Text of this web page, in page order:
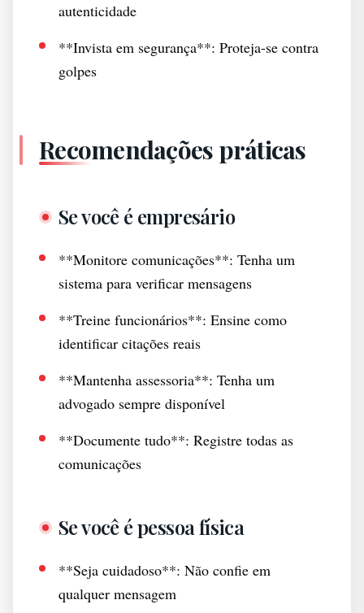
autenticidade
**Invista em segurança**: Proteja-se contra
golpes
Recomendações práticas
Se você é empresário
**Monitore comunicações**: Tenha um
sistema para verificar mensagens
**Treine funcionários**: Ensine como
identificar citações reais
**Mantenha assessoria**: Tenha um
advogado sempre disponível
**Documente tudo**: Registre todas as
comunicações
Se você é pessoa física
**Seja cuidadoso**: Não confie em
qualquer mensagem